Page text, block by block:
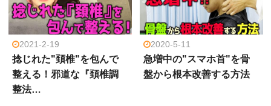
2021-2-19
捻じれた"頚椎"を包んで
整える！邪道な『頚椎調
整法…
2020-5-11
急増中の"スマホ首"を骨
盤から根本改善する方法